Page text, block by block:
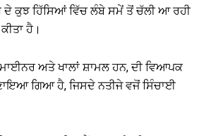
ਕੁਝ ਹਿੱਸਿਆਂ ਵਿੱਚ ਲੰਬੇ ਸਮੇਂ ਤੋਂ ਚੱਲੀ ਆ ਰਹੀ
ਹੈ।
ਅਤੇ ਖਾਲਾਂ ਸ਼ਾਮਲ ਹਨ, ਦੀ ਵਿਆਪਕ
ਗਿਆ ਹੈ, ਜਿਸਦੇ ਨਤੀਜੇ ਵਜੋਂ ਸਿੰਚਾਈ